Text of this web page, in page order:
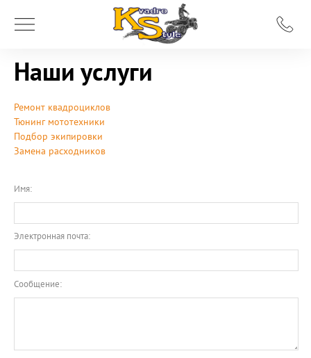
Наши услуги
Ремонт квадроциклов
Тюнинг мототехники
Подбор экипировки
Замена расходников
Имя:
Электронная почта:
Сообщение: